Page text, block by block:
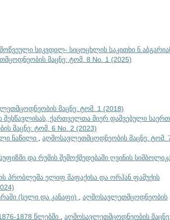
სიკვდილ- სიცოცხლის საკითხი
მაცნე: ტომ. 8 No. 1 (2025)
მაცნე: ტომ. 1 (2018)
ქართველთა მიერ დაშვებული
მაცნე: ტომ. 6 No. 2 (2023)
ნაწილი , აღმოსავლეთმცოდნეობის მაცნე: ტომ.
და რუმის შემოქმედებაში ღვინის
პრობლემა ელიფ შაფაქისა და ორჰან ფამუქის
(სელი და კანაფი) , აღმოსავლეთმცოდნეობის
1878 წლებში , აღმოსავლეთმცოდნეობის